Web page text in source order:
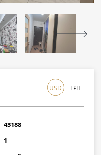
USD ГРН
43188
1